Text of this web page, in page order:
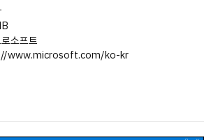
소프트
www.microsoft.com/ko-kr